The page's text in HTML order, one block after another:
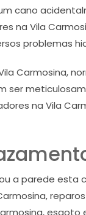
cano
na Vila
problemas
Carmosina,
ser
na Vila
a parede
esgoto